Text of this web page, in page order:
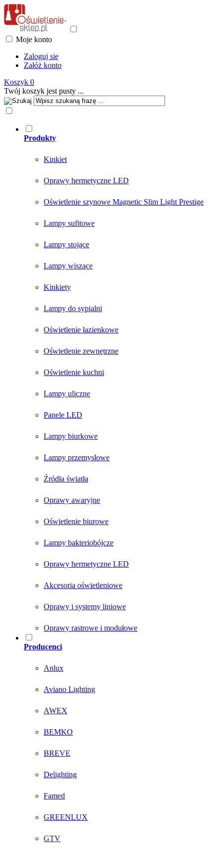
Moje konto
Zaloguj się
Załóż konto
Koszyk 0
Twój koszyk jest pusty ...
Produkty
Kinkiet
Oprawy hermetyczne LED
Oświetlenie szynowe Magnetic Slim Light Prestige
Lampy sufitowe
Lampy stojące
Lampy wiszące
Kinkiety
Lampy do sypialni
Oświetlenie łazienkowe
Oświetlenie zewnętrzne
Oświetlenie kuchni
Lampy uliczne
Panele LED
Lampy biurkowe
Lampy przemysłowe
Źródła światła
Oprawy awaryjne
Oświetlenie biurowe
Lampy bakteriobójcze
Oprawy hermetyczne LED
Akcesoria oświetleniowe
Oprawy i systemy liniowe
Oprawy rastrowe i modułowe
Producenci
Anlux
Aviano Lighting
AWEX
BEMKO
BREVE
Delighting
Famed
GREENLUX
GTV